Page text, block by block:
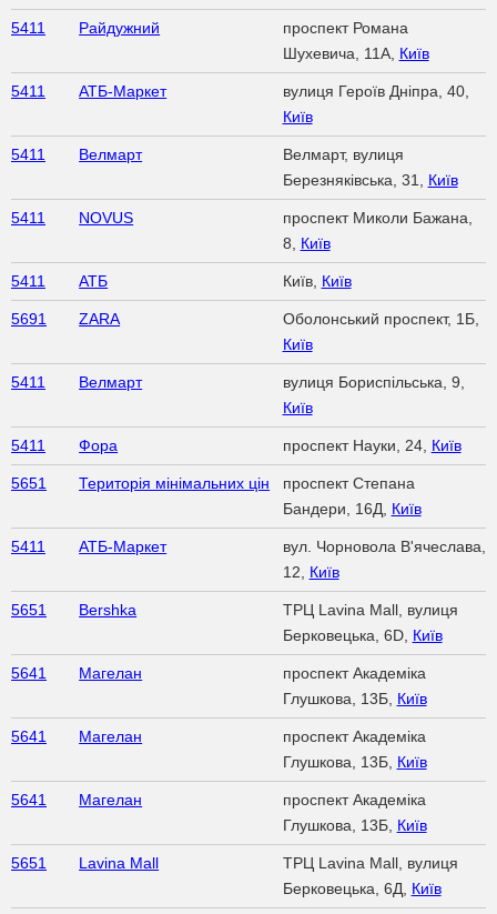
5411 Райдужний
проспект Романа
Шухевича, 11А, Київ
5411 АТБ-Маркет
вулиця Героїв Дніпра, 40,
Київ
5411 Велмарт
Велмарт, вулиця
Березняківська, 31, Київ
5411 NOVUS
проспект Миколи Бажана,
8, Київ
5411 АТБ Київ, Київ
5691 ZARA
Оболонський проспект, 1Б,
Київ
5411 Велмарт
вулиця Бориспільська, 9,
Київ
5411 Фора проспект Науки, 24, Київ
5651 Територія мінімальних цін
проспект Степана
Бандери, 16Д, Київ
5411 АТБ-Маркет
вул. Чорновола В'ячеслава,
12, Київ
5651 Bershka
ТРЦ Lavina Mall, вулиця
Берковецька, 6D, Київ
5641 Магелан
проспект Академіка
Глушкова, 13Б, Київ
5641 Магелан
проспект Академіка
Глушкова, 13Б, Київ
5641 Магелан
проспект Академіка
Глушкова, 13Б, Київ
5651 Lavina Mall
ТРЦ Lavina Mall, вулиця
Берковецька, 6Д, Київ